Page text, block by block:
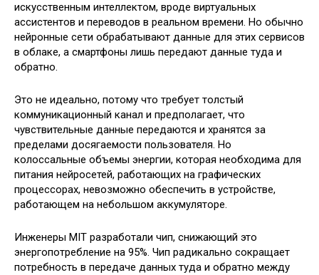
искусственным интеллектом, вроде виртуальных
ассистентов и переводов в реальном времени. Но обычно
нейронные сети обрабатывают данные для этих сервисов
в облаке, а смартфоны лишь передают данные туда и
обратно.
Это не идеально, потому что требует толстый
коммуникационный канал и предполагает, что
чувствительные данные передаются и хранятся за
пределами досягаемости пользователя. Но
колоссальные объемы энергии, которая необходима для
питания нейросетей, работающих на графических
процессорах, невозможно обеспечить в устройстве,
работающем на небольшом аккумуляторе.
Инженеры MIT разработали чип, снижающий это
энергопотребление на 95%. Чип радикально сокращает
потребность в передаче данных туда и обратно между